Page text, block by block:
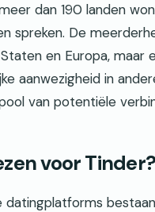
dan 190 landen
spreken. De
en Europa, maar
aanwezigheid in
van potentiële
voor Tinder?
datingplatforms